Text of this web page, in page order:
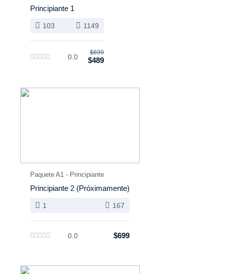
Principiante 1
103 1149
0.0
$699
$489
Paquete A1 - Principiante
Principiante 2 (Próximamente)
1 167
0.0 $699